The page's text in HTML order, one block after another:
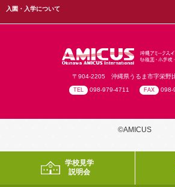
学校見学
説明会
入園・入学について
〒904-2205 沖縄県うるま市字栄野
TEL 098-979-4711 FAX 098-
©AMICUS